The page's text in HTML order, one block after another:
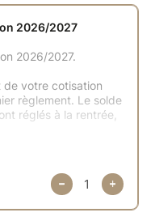
précédente
Portes
sur votre
notre
nous sert à
ensemble.